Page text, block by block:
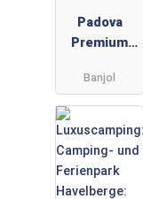
Padova
Premium
Resort -
Meinmobilh
eim: Hilltop
Superior
auf dem
Padova
Banjol